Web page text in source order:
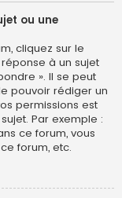
ou une
cliquez sur le
à un sujet
». Il se peut
pouvoir rédiger un
permissions est
Par exemple :
ce forum, vous
forum, etc.